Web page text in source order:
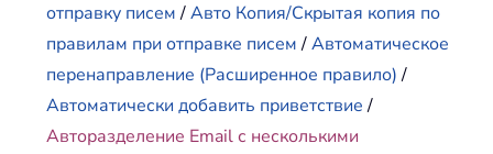
отправку писем/Авто Копия/Скрытая копия по
правилам при отправке писем/Автоматическое
перенаправление (Расширенное правило)/
Автоматически добавить приветствие/
Авторазделение Email с несколькими